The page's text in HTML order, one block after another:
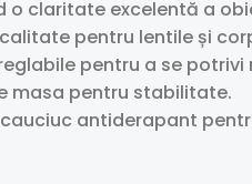
o claritate excelentă a
pentru lentile și
pentru a se
masa pentru stabilitate.
antiderapant